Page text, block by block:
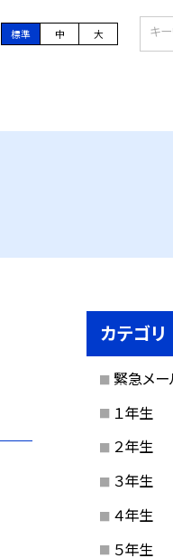
標準 中 大
カテゴリ
緊急メー
１年生
２年生
３年生
４年生
５年生